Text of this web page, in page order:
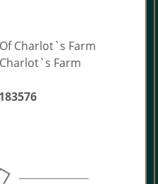
Charlot`s Farm
Farm